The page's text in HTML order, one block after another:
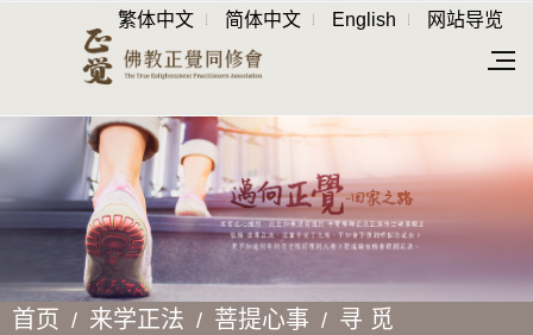
繁体中文 简体中文 English 网站导览
首页 来学正法 菩提心事 寻 觅